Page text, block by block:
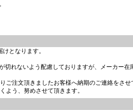
となります。
れないよう配慮しておりますが、メーカー
ご注文頂きましたお客様へ納期のご連絡をさせ
よう、努めさせて頂きます。